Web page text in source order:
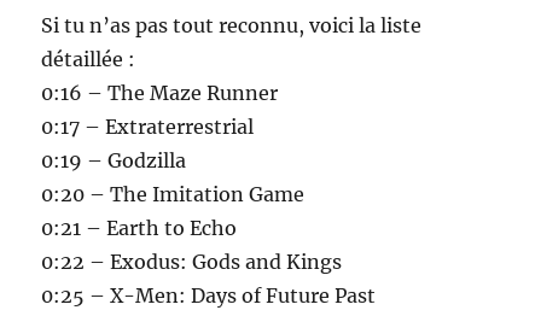
Si tu n’as pas tout reconnu, voici la liste
détaillée :
0:16 – The Maze Runner
0:17 – Extraterrestrial
0:19 – Godzilla
0:20 – The Imitation Game
0:21 – Earth to Echo
0:22 – Exodus: Gods and Kings
0:25 – X-Men: Days of Future Past